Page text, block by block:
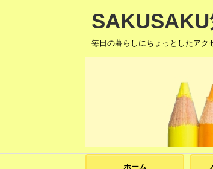
毎日の暮らしにちょっとしたアク
ホーム